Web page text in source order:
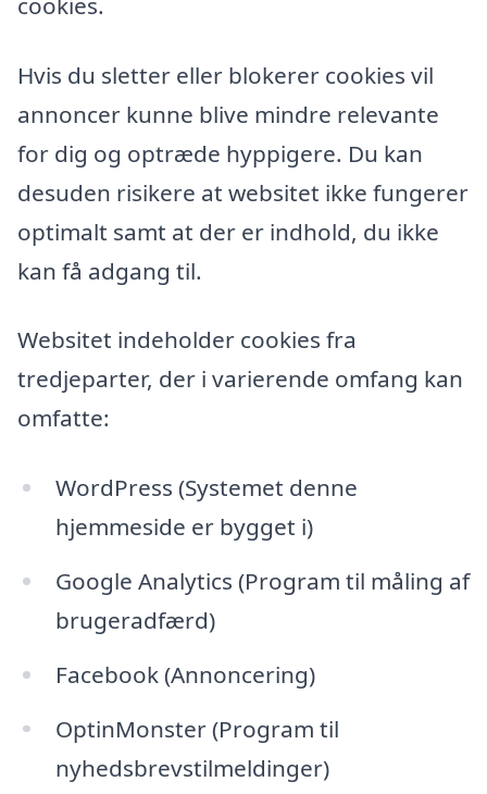
Hvis du sletter eller blokerer cookies vil
annoncer kunne blive mindre relevante
for dig og optræde hyppigere. Du kan
desuden risikere at websitet ikke fungerer
optimalt samt at der er indhold, du ikke
kan få adgang til.
Websitet indeholder cookies fra
tredjeparter, der i varierende omfang kan
omfatte:
WordPress (Systemet denne
hjemmeside er bygget i)
Google Analytics (Program til måling af
brugeradfærd)
Facebook (Annoncering)
OptinMonster (Program til
nyhedsbrevstilmeldinger)